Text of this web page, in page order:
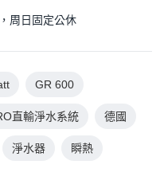
周日固定公休
GR 600
直輸淨水系統 德國
淨水器 瞬熱